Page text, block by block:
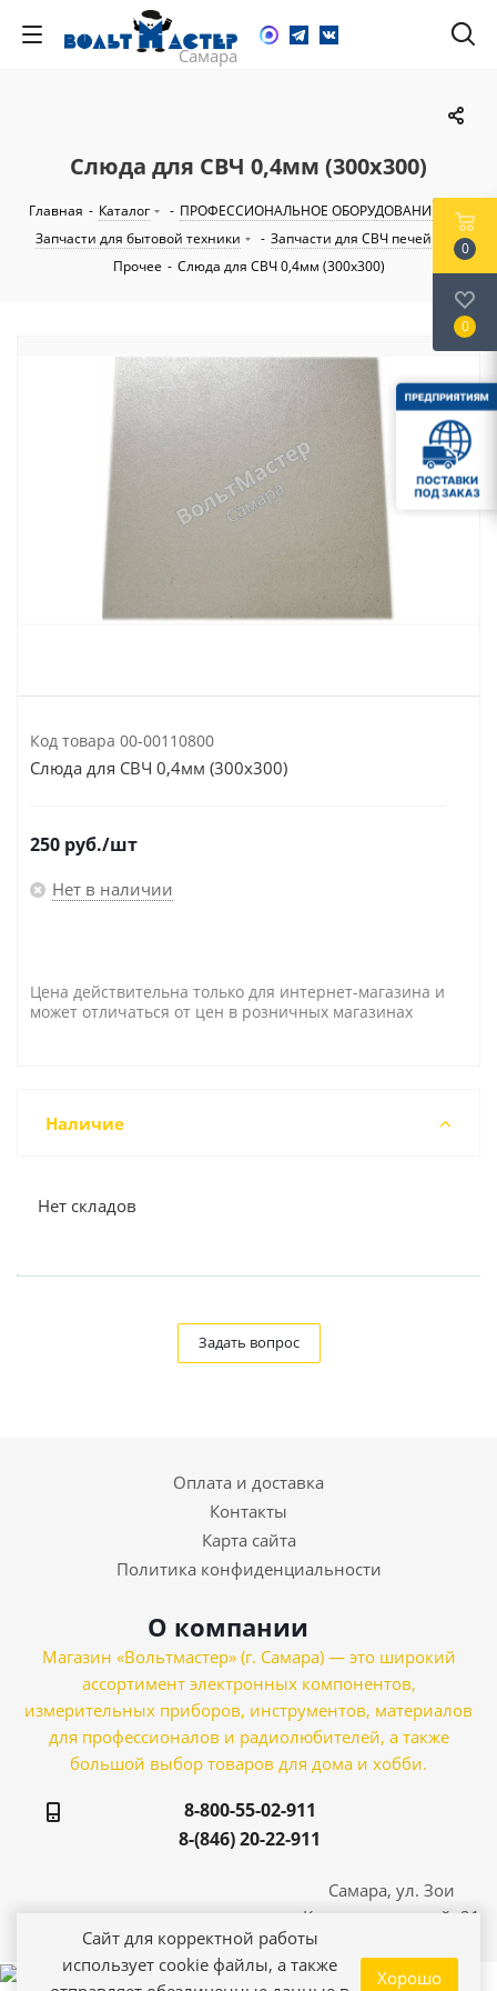
Слюда для СВЧ 0,4мм (300х300)
Главная - Каталог - ПРОФЕССИОНАЛЬНОЕ ОБОРУДОВАНИЕ
-
Запчасти для бытовой техники
- Запчасти для СВЧ печей
-
Прочее - Слюда для СВЧ 0,4мм (300х300)
Код товара 00-00110800
Слюда для СВЧ 0,4мм (300х300)
250 руб./шт
Нет в наличии
Цена действительна только для интернет-магазина и
может отличаться от цен в розничных магазинах
Наличие
Нет складов
Задать вопрос
Оплата и доставка
Контакты
Карта сайта
Политика конфиденциальности
О компании
Магазин «Вольтмастер» (г. Самара) — это широкий
ассортимент электронных компонентов,
измерительных приборов, инструментов, материалов
для профессионалов и радиолюбителей, а также
большой выбор товаров для дома и хобби.
8-800-55-02-911
8-(846) 20-22-911
Самара, ул. Зои
Космодемьянской, 21
0
0
Сайт для корректной работы
использует cookie файлы, а также
Хорошо